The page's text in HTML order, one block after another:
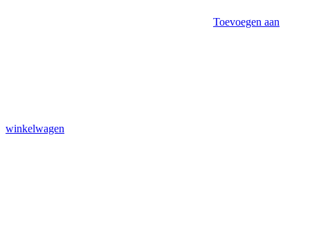
Toevoegen aan
winkelwagen